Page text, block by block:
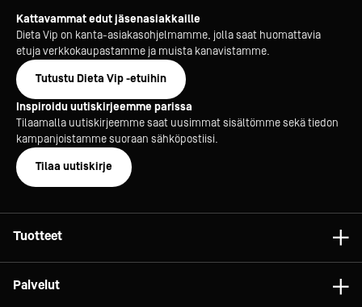
Kattavammat edut jäsenasiakkaille
Dieta Vip on kanta-asiakasohjelmamme, jolla saat huomattavia
etuja verkkokaupastamme ja muista kanavistamme.
Tutustu Dieta Vip -etuihin
Inspiroidu uutiskirjeemme parissa
Tilaamalla uutiskirjeemme saat uusimmat sisältömme sekä tiedon
kampanjoistamme suoraan sähköpostiisi.
Tilaa uutiskirje
Tuotteet
Palvelut